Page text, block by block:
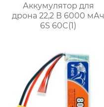
Аккумулятор для
дрона 22,2 В 6000 мАч
6S 60C(1)